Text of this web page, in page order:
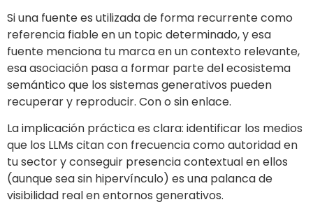
Si una fuente es utilizada de forma recurrente como
referencia fiable en un topic determinado, y esa
fuente menciona tu marca en un contexto relevante,
esa asociación pasa a formar parte del ecosistema
semántico que los sistemas generativos pueden
recuperar y reproducir. Con o sin enlace.
La implicación práctica es clara: identificar los medios
que los LLMs citan con frecuencia como autoridad en
tu sector y conseguir presencia contextual en ellos
(aunque sea sin hipervínculo) es una palanca de
visibilidad real en entornos generativos.